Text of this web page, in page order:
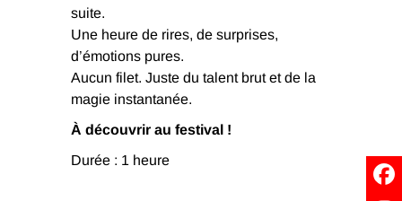
suite.
Une heure de rires, de surprises,
d’émotions pures.
Aucun filet. Juste du talent brut et de la
magie instantanée.
À découvrir au festival !
Durée : 1 heure